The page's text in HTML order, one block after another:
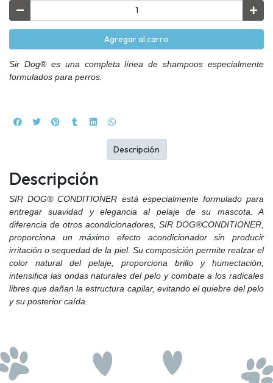
Agregar al carro
Sir Dog® es una completa línea de shampoos especialmente
formulados para perros.
Descripción
SIR DOG® CONDITIONER está especialmente formulado para
entregar suavidad y elegancia al pelaje de su mascota. A
diferencia de otros acondicionadores, SIR DOG®CONDITIONER,
proporciona un máximo efecto acondicionador sin producir
irritación o sequedad de la piel. Su composición permite realzar el
color natural del pelaje, proporciona brillo y humectación,
intensifica las ondas naturales del pelo y combate a los radicales
libres que dañan la estructura capilar, evitando el quiebre del pelo
y su posterior caída.
Descripción